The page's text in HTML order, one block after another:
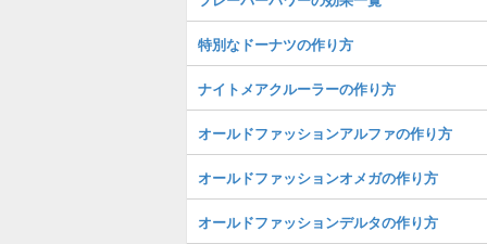
特別なドーナツの作り方
ナイトメアクルーラーの作り方
オールドファッションアルファの作り方
オールドファッションオメガの作り方
オールドファッションデルタの作り方